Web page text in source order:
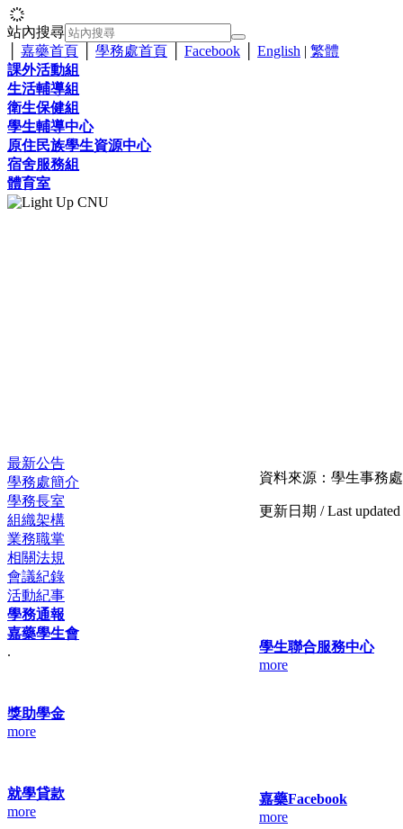
站內搜尋
嘉藥首頁 學務處首頁 Facebook English | 繁體
課外活動組
生活輔導組
衛生保健組
學生輔導中心
原住民族學生資源中心
宿舍服務組
體育室
最新公告
學務處簡介
學務長室
組織架構
業務職掌
相關法規
會議紀錄
活動紀事
學務通報
嘉藥學生會
.
獎助學金
more
就學貸款
more
資料來源：學生事務處
更新日期 / Last
學生聯合服務中心
more
嘉藥Facebook
more